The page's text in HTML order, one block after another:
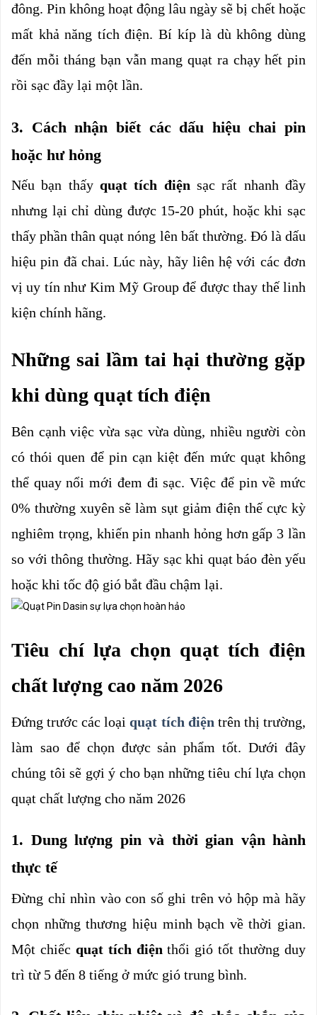
đông. Pin không hoạt động lâu ngày sẽ bị chết hoặc
mất khả năng tích điện. Bí kíp là dù không dùng
đến mỗi tháng bạn vẫn mang quạt ra chạy hết pin
rồi sạc đầy lại một lần.
3. Cách nhận biết các dấu hiệu chai pin
hoặc hư hỏng
Nếu bạn thấy quạt tích điện sạc rất nhanh đầy
nhưng lại chỉ dùng được 15-20 phút, hoặc khi sạc
thấy phần thân quạt nóng lên bất thường. Đó là dấu
hiệu pin đã chai. Lúc này, hãy liên hệ với các đơn
vị uy tín như Kim Mỹ Group để được thay thế linh
kiện chính hãng.
Những sai lầm tai hại thường gặp
khi dùng quạt tích điện
Bên cạnh việc vừa sạc vừa dùng, nhiều người còn
có thói quen để pin cạn kiệt đến mức quạt không
thể quay nổi mới đem đi sạc. Việc để pin về mức
0% thường xuyên sẽ làm sụt giảm điện thế cực kỳ
nghiêm trọng, khiến pin nhanh hỏng hơn gấp 3 lần
so với thông thường. Hãy sạc khi quạt báo đèn yếu
hoặc khi tốc độ gió bắt đầu chậm lại.
Tiêu chí lựa chọn quạt tích điện
chất lượng cao năm 2026
Đứng trước các loại quạt tích điện trên thị trường,
làm sao để chọn được sản phẩm tốt. Dưới đây
chúng tôi sẽ gợi ý cho bạn những tiêu chí lựa chọn
quạt chất lượng cho năm 2026
1. Dung lượng pin và thời gian vận hành
thực tế
Đừng chỉ nhìn vào con số ghi trên vỏ hộp mà hãy
chọn những thương hiệu minh bạch về thời gian.
Một chiếc quạt tích điện thổi gió tốt thường duy
trì từ 5 đến 8 tiếng ở mức gió trung bình.